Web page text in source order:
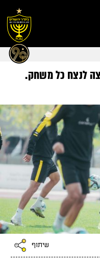
לנצח כל משחק.
שיתוף